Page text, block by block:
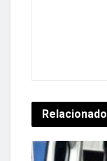
Relacionado